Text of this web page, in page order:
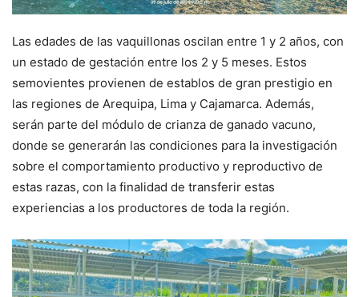
Las edades de las vaquillonas oscilan entre 1 y 2 años, con
un estado de gestación entre los 2 y 5 meses. Estos
semovientes provienen de establos de gran prestigio en
las regiones de Arequipa, Lima y Cajamarca. Además,
serán parte del módulo de crianza de ganado vacuno,
donde se generarán las condiciones para la investigación
sobre el comportamiento productivo y reproductivo de
estas razas, con la finalidad de transferir estas
experiencias a los productores de toda la región.